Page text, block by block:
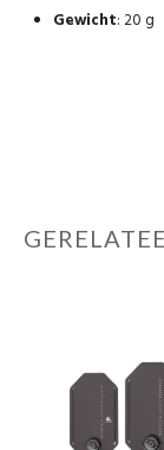
Gewicht: 20 g